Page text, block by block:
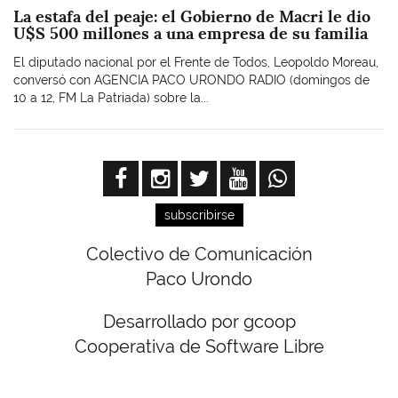
La estafa del peaje: el Gobierno de Macri le dio
U$S 500 millones a una empresa de su familia
El diputado nacional por el Frente de Todos, Leopoldo Moreau,
conversó con AGENCIA PACO URONDO RADIO (domingos de
10 a 12, FM La Patriada) sobre la...
subscribirse
Colectivo de Comunicación
Paco Urondo
Desarrollado por gcoop
Cooperativa de Software Libre